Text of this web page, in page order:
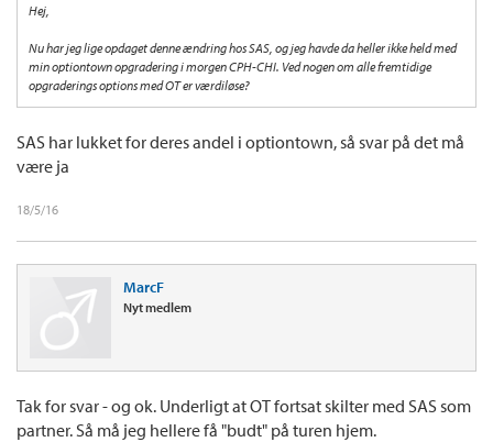
Hej,
Nu har jeg lige opdaget denne ændring hos SAS, og jeg havde da heller ikke held med
min optiontown opgradering i morgen CPH-CHI. Ved nogen om alle fremtidige
opgraderings options med OT er værdiløse?
SAS har lukket for deres andel i optiontown, så svar på det må
være ja
18/5/16
MarcF
Nyt medlem
Tak for svar - og ok. Underligt at OT fortsat skilter med SAS som
partner. Så må jeg hellere få "budt" på turen hjem.